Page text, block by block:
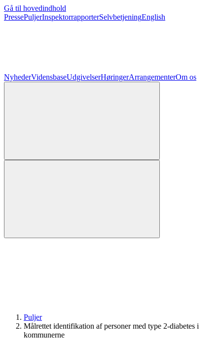
Gå til hovedindhold
PressePuljerInspektorrapporterSelvbetjeningEnglish
NyhederVidensbaseUdgivelserHøringerArrangementerOm os
Puljer
Målrettet identifikation af personer med type 2-diabetes i
kommunerne